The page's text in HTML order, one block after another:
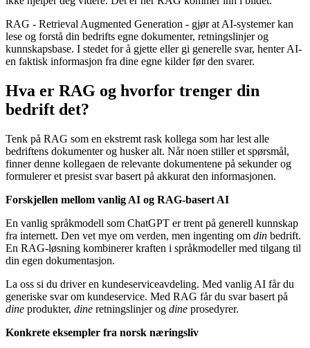
RAG - Retrieval Augmented Generation - gjør at AI-systemer kan
lese og forstå din bedrifts egne dokumenter, retningslinjer og
kunnskapsbase. I stedet for å gjette eller gi generelle svar, henter AI-
en faktisk informasjon fra dine egne kilder før den svarer.
Hva er RAG og hvorfor trenger din
bedrift det?
Tenk på RAG som en ekstremt rask kollega som har lest alle
bedriftens dokumenter og husker alt. Når noen stiller et spørsmål,
finner denne kollegaen de relevante dokumentene på sekunder og
formulerer et presist svar basert på akkurat den informasjonen.
Forskjellen mellom vanlig AI og RAG-basert AI
En vanlig språkmodell som ChatGPT er trent på generell kunnskap
fra internett. Den vet mye om verden, men ingenting om din bedrift.
En RAG-løsning kombinerer kraften i språkmodeller med tilgang til
din egen dokumentasjon.
La oss si du driver en kundeserviceavdeling. Med vanlig AI får du
generiske svar om kundeservice. Med RAG får du svar basert på
dine produkter, dine retningslinjer og dine prosedyrer.
Konkrete eksempler fra norsk næringsliv